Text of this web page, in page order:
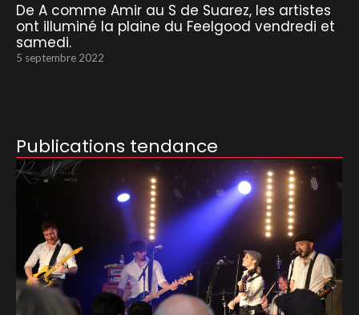
De A comme Amir au S de Suarez, les artistes
ont illuminé la plaine du Feelgood vendredi et
samedi.
5 septembre 2022
Publications tendance